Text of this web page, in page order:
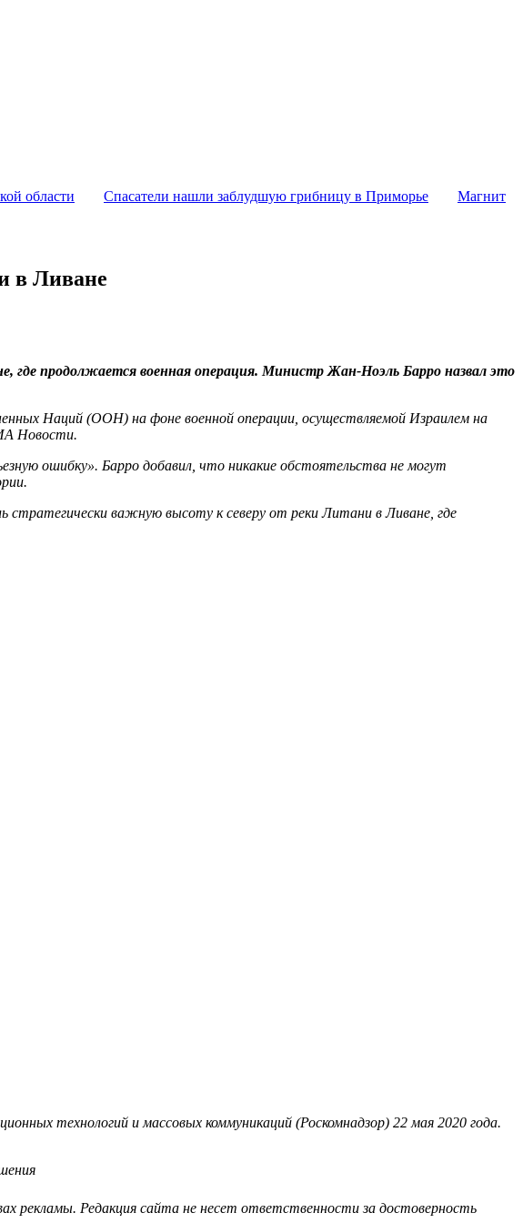
области Спасатели нашли заблудшую грибницу в Приморье
Магнит
в Ливане
где продолжается военная операция. Министр Жан-Ноэль Барро назвал это
Наций (ООН) на фоне военной операции, осуществляемой Израилем на
Новости.
ошибку». Барро добавил, что никакие обстоятельства не могут
важную высоту к северу от реки Литани в Ливане, где
технологий и массовых коммуникаций (Роскомнадзор) 22 мая 2020 года.
рекламы. Редакция сайта не несет ответственности за достоверность